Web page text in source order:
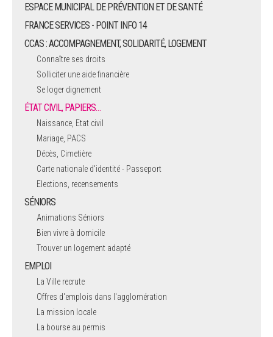
ESPACE MUNICIPAL DE PRÉVENTION ET DE SANTÉ
FRANCE SERVICES - POINT INFO 14
CCAS : ACCOMPAGNEMENT, SOLIDARITÉ, LOGEMENT
Connaître ses droits
Solliciter une aide financière
Se loger dignement
ÉTAT CIVIL, PAPIERS…
Naissance, Etat civil
Mariage, PACS
Décès, Cimetière
Carte nationale d'identité - Passeport
Elections, recensements
SÉNIORS
Animations Séniors
Bien vivre à domicile
Trouver un logement adapté
EMPLOI
La Ville recrute
Offres d'emplois dans l'agglomération
La mission locale
La bourse au permis